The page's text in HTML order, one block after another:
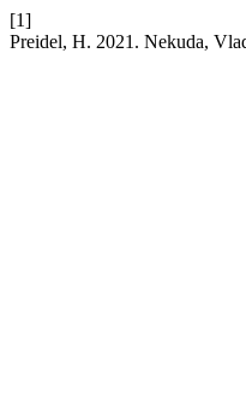
[1]
Preidel, H. 2021. Nekuda,